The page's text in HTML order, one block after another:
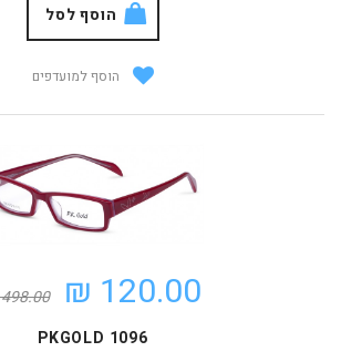
הוסף לסל
הוסף למועדפים
120.00 ₪
498.00 ₪
PKGOLD 1096